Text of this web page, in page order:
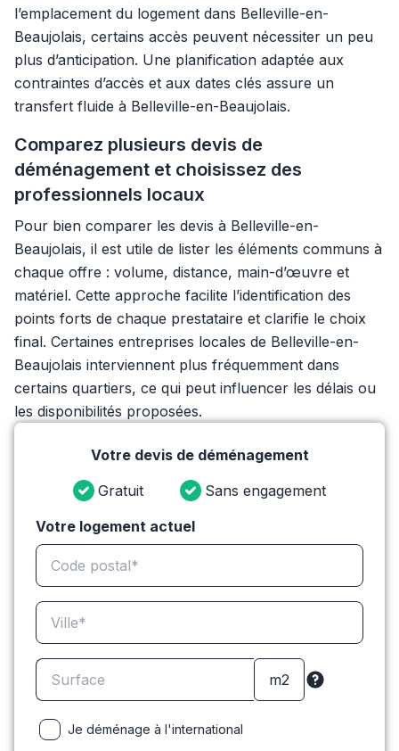
l’emplacement du logement dans Belleville-en-
Beaujolais, certains accès peuvent nécessiter un peu
plus d’anticipation. Une planification adaptée aux
contraintes d’accès et aux dates clés assure un
transfert fluide à Belleville-en-Beaujolais.
Comparez plusieurs devis de
déménagement et choisissez des
professionnels locaux
Pour bien comparer les devis à Belleville-en-
Beaujolais, il est utile de lister les éléments communs à
chaque offre : volume, distance, main-d’œuvre et
matériel. Cette approche facilite l’identification des
points forts de chaque prestataire et clarifie le choix
final. Certaines entreprises locales de Belleville-en-
Beaujolais interviennent plus fréquemment dans
certains quartiers, ce qui peut influencer les délais ou
les disponibilités proposées.
Votre devis de déménagement
Gratuit
Sans engagement
Votre logement actuel
Je déménage à l'international